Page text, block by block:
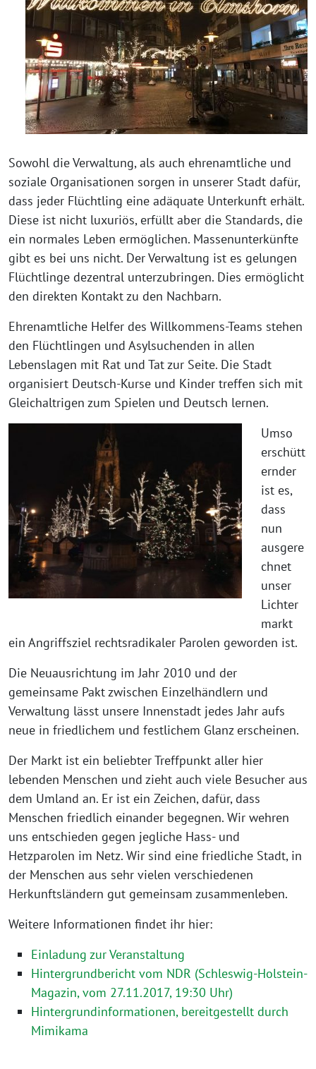
Sowohl die Verwaltung, als auch ehrenamtliche und
soziale Organisationen sorgen in unserer Stadt dafür,
dass jeder Flüchtling eine adäquate Unterkunft erhält.
Diese ist nicht luxuriös, erfüllt aber die Standards, die
ein normales Leben ermöglichen. Massenunterkünfte
gibt es bei uns nicht. Der Verwaltung ist es gelungen
Flüchtlinge dezentral unterzubringen. Dies ermöglicht
den direkten Kontakt zu den Nachbarn.
Ehrenamtliche Helfer des Willkommens-Teams stehen
den Flüchtlingen und Asylsuchenden in allen
Lebenslagen mit Rat und Tat zur Seite. Die Stadt
organisiert Deutsch-Kurse und Kinder treffen sich mit
Gleichaltrigen zum Spielen und Deutsch lernen.
Umso
erschütt
ernder
ist es,
dass
nun
ausgere
chnet
unser
Lichter
markt
ein Angriffsziel rechtsradikaler Parolen geworden ist.
Die Neuausrichtung im Jahr 2010 und der
gemeinsame Pakt zwischen Einzelhändlern und
Verwaltung lässt unsere Innenstadt jedes Jahr aufs
neue in friedlichem und festlichem Glanz erscheinen.
Der Markt ist ein beliebter Treffpunkt aller hier
lebenden Menschen und zieht auch viele Besucher aus
dem Umland an. Er ist ein Zeichen, dafür, dass
Menschen friedlich einander begegnen. Wir wehren
uns entschieden gegen jegliche Hass- und
Hetzparolen im Netz. Wir sind eine friedliche Stadt, in
der Menschen aus sehr vielen verschiedenen
Herkunftsländern gut gemeinsam zusammenleben.
Weitere Informationen findet ihr hier:
Einladung zur Veranstaltung
Hintergrundbericht vom NDR (Schleswig-Holstein-
Magazin, vom 27.11.2017, 19:30 Uhr)
Hintergrundinformationen, bereitgestellt durch
Mimikama